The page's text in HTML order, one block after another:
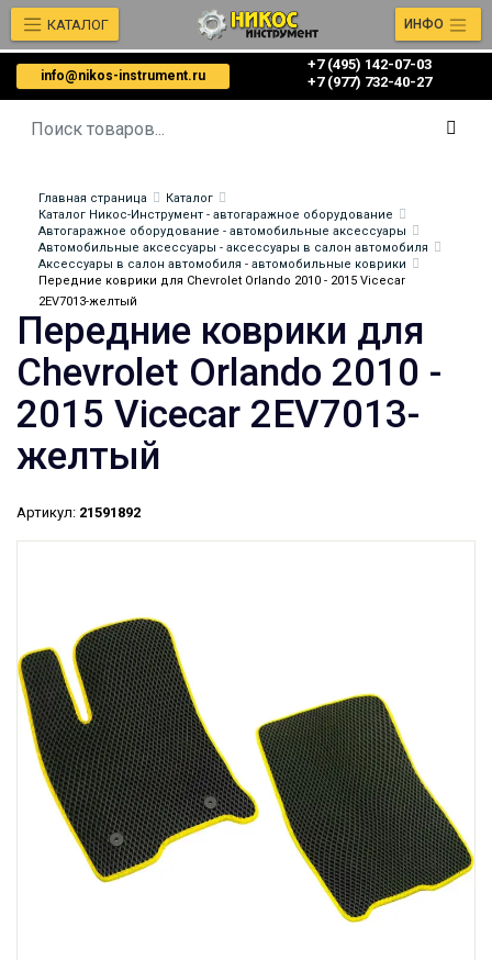
info@nikos-instrument.ru
+7 (495) 142-07-03
‎‎+7 (977) 732-40-27
КАТАЛОГ ИНФО
Главная страница
Каталог
Каталог Никос-Инструмент - автогаражное оборудование
Автогаражное оборудование - автомобильные аксессуары
Автомобильные аксессуары - аксессуары в салон автомобиля
Аксессуары в салон автомобиля - автомобильные коврики
Передние коврики для Chevrolet Orlando 2010 - 2015 Vicecar
2EV7013-желтый
Передние коврики для
Chevrolet Orlando 2010 -
2015 Vicecar 2EV7013-
желтый
Артикул: 21591892